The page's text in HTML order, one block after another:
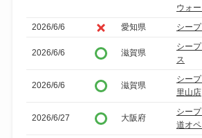
ウォ
2026/6/6
愛知県 シー
2026/6/6 滋賀県
シー
ス
2026/6/6 滋賀県
シー
里山店
2026/6/27 大阪府
シー
道オ